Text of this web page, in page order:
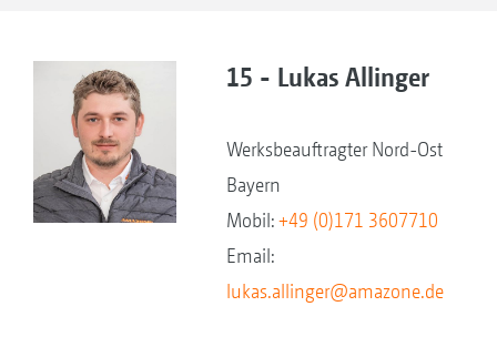
15 - Lukas Allinger
Werksbeauftragter Nord-Ost
Bayern
Mobil:+49 (0)171 3607710
Email:
lukas.allinger@amazone.de